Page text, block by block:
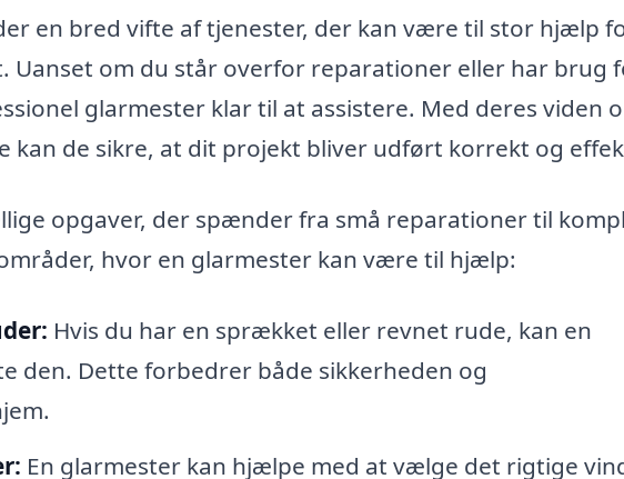
en bred vifte af tjenester, der kan være til stor hjælp
Uanset om du står overfor reparationer eller har brug
glarmester klar til at assistere. Med deres viden
kan de sikre, at dit projekt bliver udført korrekt og
opgaver, der spænder fra små reparationer til
hvor en glarmester kan være til hjælp:
Hvis du har en sprækket eller revnet rude, kan en
den. Dette forbedrer både sikkerheden og
En glarmester kan hjælpe med at vælge det rigtige